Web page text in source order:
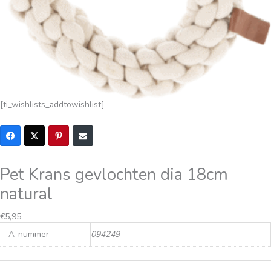
[ti_wishlists_addtowishlist]
Pet Krans gevlochten dia 18cm
natural
€5,95
A-nummer
094249